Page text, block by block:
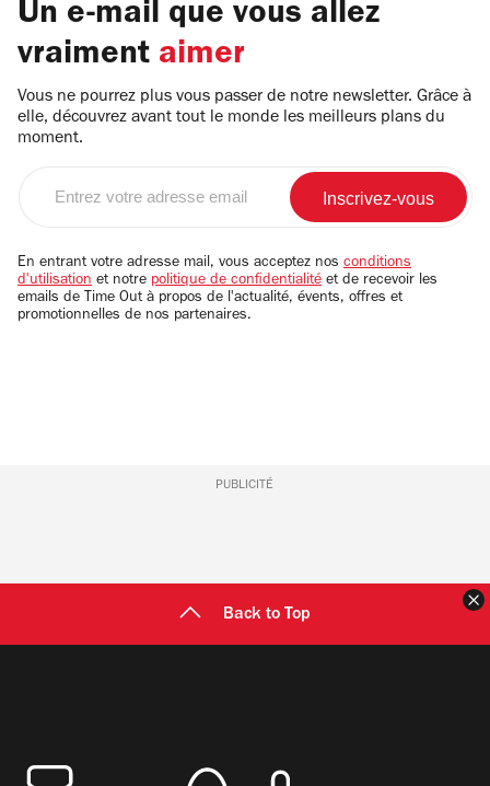
Un e-mail que vous allez
vraiment aimer
Vous ne pourrez plus vous passer de notre newsletter. Grâce à
elle, découvrez avant tout le monde les meilleurs plans du
moment.
email
En entrant votre adresse mail, vous acceptez nos conditions
d'utilisation et notre politique de confidentialité et de recevoir les
emails de Time Out à propos de l'actualité, évents, offres et
promotionnelles de nos partenaires.
PUBLICITÉ
Back to Top